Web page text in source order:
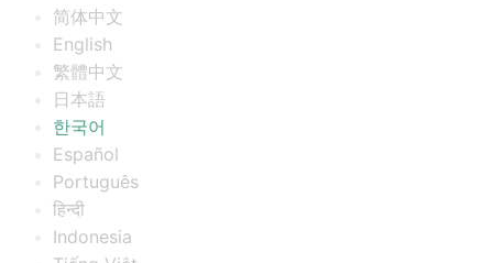
简体中文
English
繁體中文
日本語
한국어
Español
Português
हिन्दी
Indonesia